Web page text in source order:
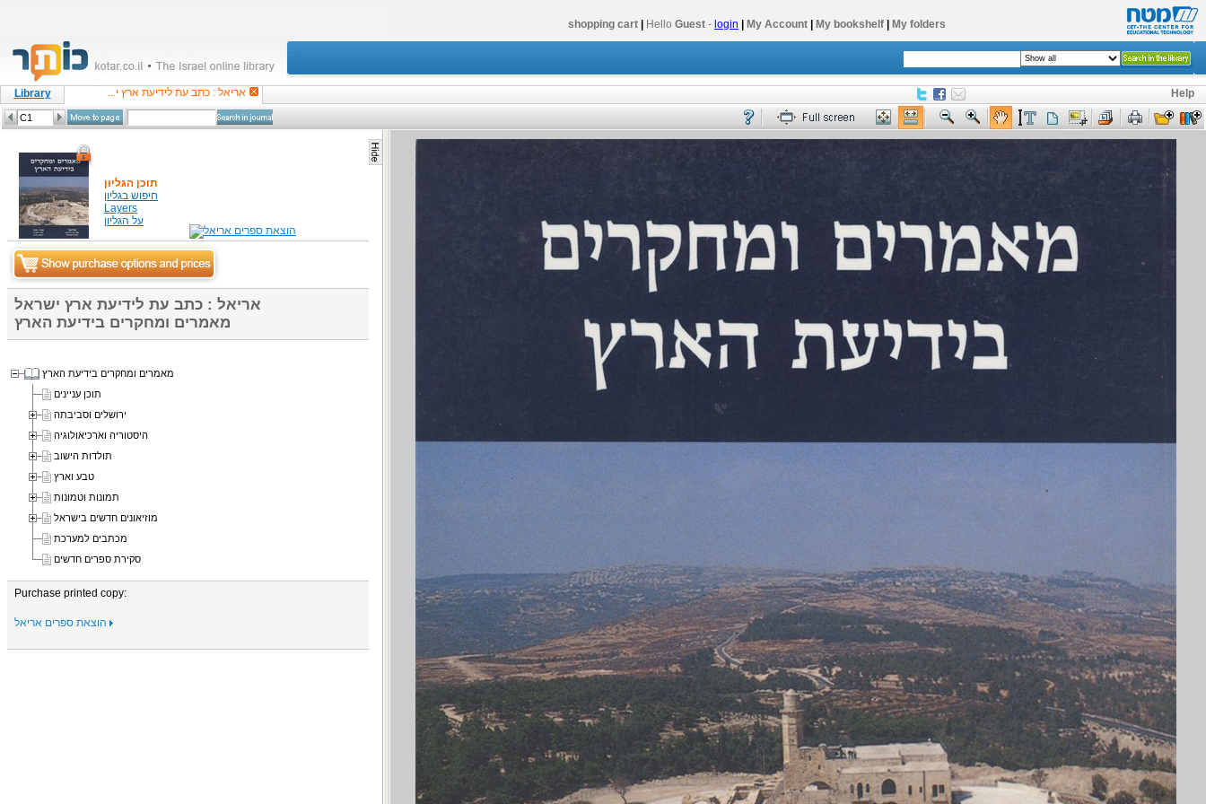
shopping cart Hello Guest - login My Account My bookshelf My folders
Library אריאל : כתב עת לידיעת ארץ י... Help
תוכן הגליון
חיפוש בגליון
Layers
על הגליון
אריאל : כתב עת לידיעת ארץ ישראל
מאמרים ומחקרים בידיעת הארץ
מאמרים ומחקרים בידיעת הארץ
תוכן עניינים
ירושלים וסביבתה
היסטוריה וארכיאולוגיה
תולדות הישוב
טבע וארץ
תמונות וטמונות
מוזיאונים חדשים בישראל
מכתבים למערכת
סקירת ספרים חדשים
Purchase printed copy: